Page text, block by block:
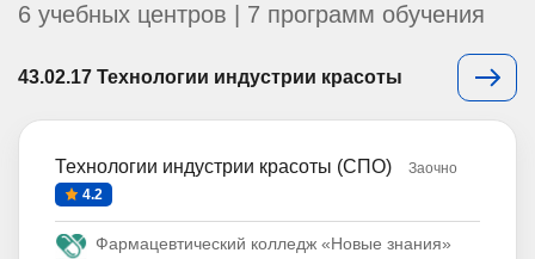
6 учебных центров | 7 программ обучения
43.02.17 Технологии индустрии красоты
Технологии индустрии красоты (СПО)
Заочно
4.2
Фармацевтический колледж «Новые знания»